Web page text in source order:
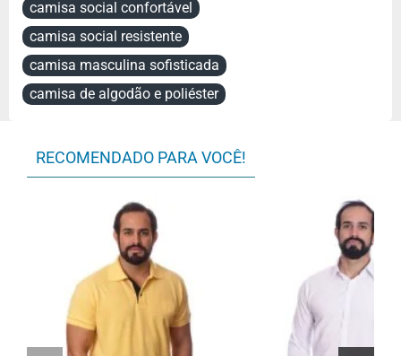
camisa social confortável
camisa social resistente
camisa masculina sofisticada
camisa de algodão e poliéster
RECOMENDADO PARA VOCÊ!